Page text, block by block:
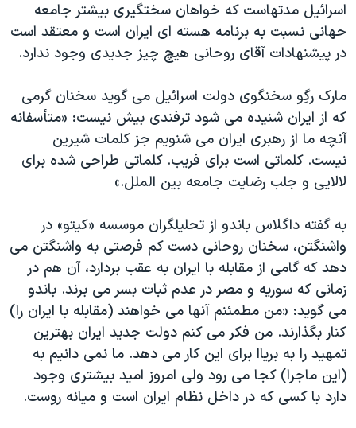
اسرائیل مدتهاست که خواهان سختگیری بیشتر جامعه
حهانی نسبت به برنامه هسته ای ایران است و معتقد است
در پیشنهادات آقای روحانی هیچ چیز جدیدی وجود ندارد.
مارک رگِو سخنگوی دولت اسرائیل می گوید سخنان گرمی
که از ایران شنیده می شود ترفندی بیش نیست: «متأسفانه
آنچه ما از رهبری ایران می شنویم جز کلمات شیرین
نیست. کلماتی است برای فریب. کلماتی طراحی شده برای
لالایی و جلب رضایت جامعه بین الملل.»
به گفته داگلاس باندو از تحلیلگران موسسه «کیتو» در
واشنگتن، سخنان روحانی دست کم فرصتی به واشنگتن می
دهد که گامی از مقابله با ایران به عقب بردارد، آن هم در
زمانی که سوریه و مصر در عدم ثبات بسر می برند. باندو
می گوید: «من مطمئنم آنها می خواهند (مقابله با ایران را)
کنار بگذارند. من فکر می کنم دولت جدید ایران بهترین
تمهید را به بریاا برای این کار می دهد. ما نمی دانیم به
(این ماجرا) کجا می رود ولی امروز امید بیشتری وجود
دارد با کسی که در داخل نظام ایران است و میانه روست.